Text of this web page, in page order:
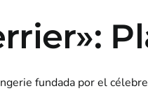
fundada por el